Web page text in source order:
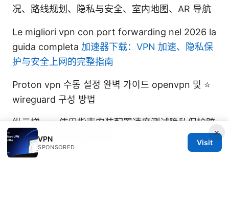
况、路线规划、隐私与安全、室内地图、AR 导航
Le migliori vpn con port forwarding nel 2026 la
guida completa 加速器下载：VPN 加速、隐私保
护与安全上网的完整指南
Proton vpn 수동 설정 완벽 가이드 openvpn 및 ⭐
wireguard 구성 방법
纵云梯vpn 使用指南安装配置速度测试隐私保护跨
境访问常见问题全面评测
×
VPN
SPONSORED
Visit